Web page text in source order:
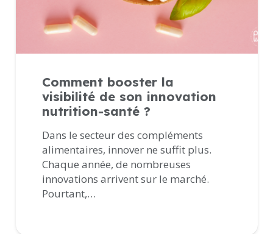
Comment booster la
visibilité de son innovation
nutrition-santé ?
Dans le secteur des compléments
alimentaires, innover ne suffit plus.
Chaque année, de nombreuses
innovations arrivent sur le marché.
Pourtant,…